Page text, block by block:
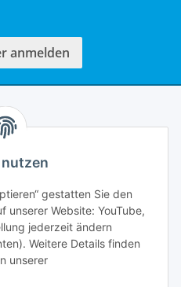
anmelden
gestatten Sie den
unserer Website: YouTube,
jederzeit ändern
Weitere Details finden
unserer